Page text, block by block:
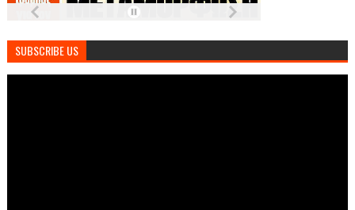
SUBSCRIBE US